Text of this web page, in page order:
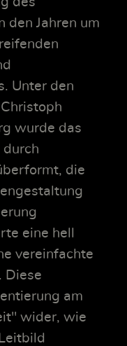
den Jahren um
Unter den
wurde das
durch
die
eine hell
vereinfachte
Diese
am
wider, wie